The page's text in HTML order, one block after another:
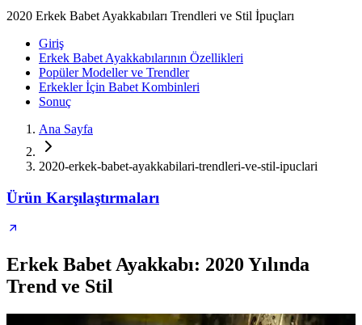
2020 Erkek Babet Ayakkabıları Trendleri ve Stil İpuçları
Giriş
Erkek Babet Ayakkabılarının Özellikleri
Popüler Modeller ve Trendler
Erkekler İçin Babet Kombinleri
Sonuç
Ana Sayfa
2020-erkek-babet-ayakkabilari-trendleri-ve-stil-ipuclari
Ürün Karşılaştırmaları
Erkek Babet Ayakkabı: 2020 Yılında
Trend ve Stil